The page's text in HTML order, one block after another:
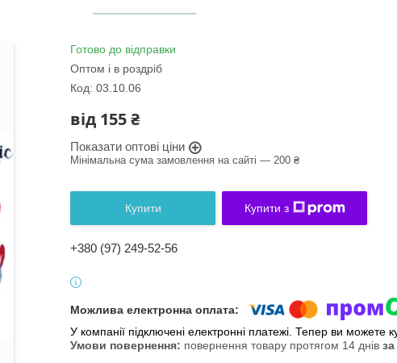
Готово до відправки
Оптом і в роздріб
Код: 03.10.06
від 155 ₴
Показати оптові ціни
Мінімальна сума замовлення на сайті — 200 ₴
Купити Купити з
+380 (97) 249-52-56
У компанії підключені електронні платежі. Тепер ви можете
повернення товару протягом 14 днів